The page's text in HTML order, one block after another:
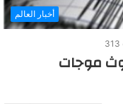
أخبار العالم
313
موجات